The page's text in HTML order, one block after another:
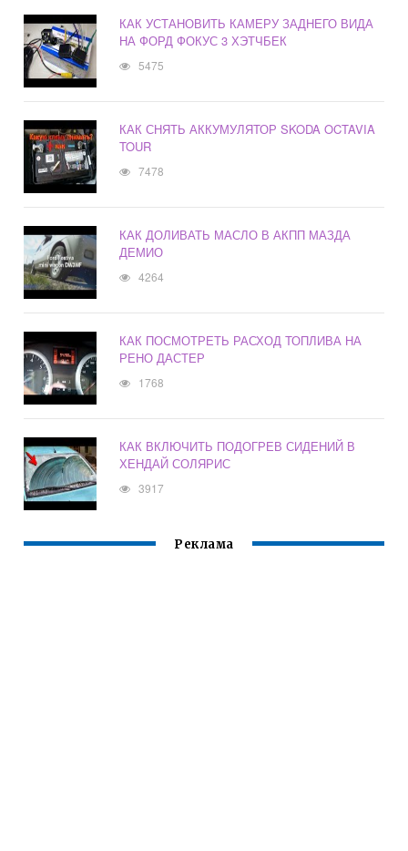
КАК УСТАНОВИТЬ КАМЕРУ ЗАДНЕГО ВИДА
НА ФОРД ФОКУС 3 ХЭТЧБЕК
5475
КАК СНЯТЬ АККУМУЛЯТОР SKODA OCTAVIA
TOUR
7478
КАК ДОЛИВАТЬ МАСЛО В АКПП МАЗДА
ДЕМИО
4264
КАК ПОСМОТРЕТЬ РАСХОД ТОПЛИВА НА
РЕНО ДАСТЕР
1768
КАК ВКЛЮЧИТЬ ПОДОГРЕВ СИДЕНИЙ В
ХЕНДАЙ СОЛЯРИС
3917
Реклама